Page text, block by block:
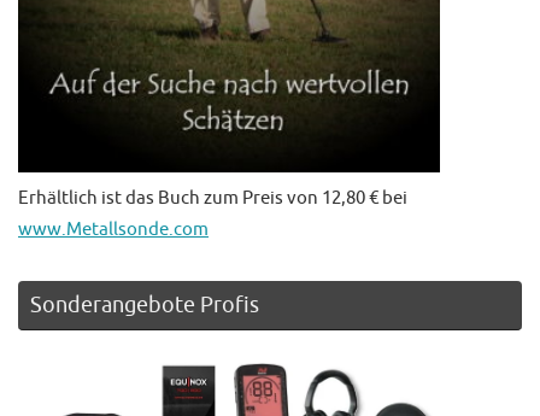
Erhältlich ist das Buch zum Preis von 12,80 € bei
www.Metallsonde.com
Sonderangebote Profis